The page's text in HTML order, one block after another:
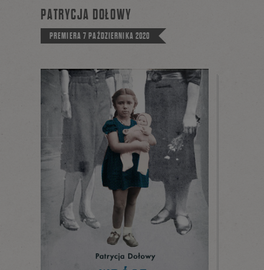
PATRYCJA DOŁOWY
PREMIERA7 PAŹDZIERNIKA 2020